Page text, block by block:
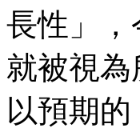
長性」
就被視
以預期的